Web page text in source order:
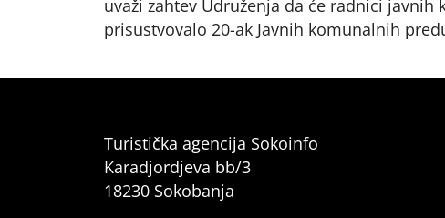
uvaži zahtev Udruženja da će radnici
prisustvovalo 20-ak Javnih komunalnih
Turistička agencija Sokoinfo
Karadjordjeva bb/3
18230 Sokobanja